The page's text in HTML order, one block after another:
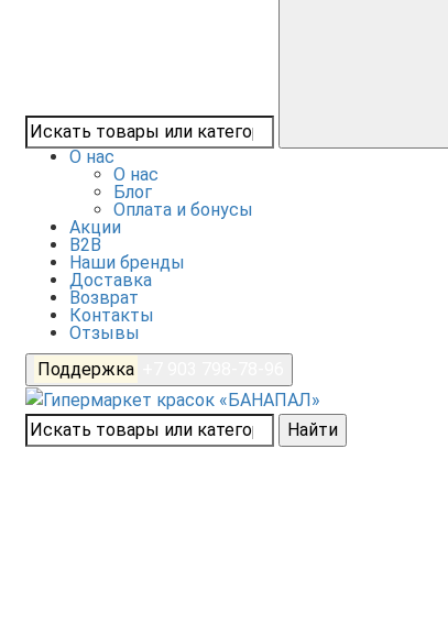
О нас
О нас
Блог
Оплата и бонусы
Акции
B2B
Наши бренды
Доставка
Возврат
Контакты
Отзывы
Поддержка
Найти